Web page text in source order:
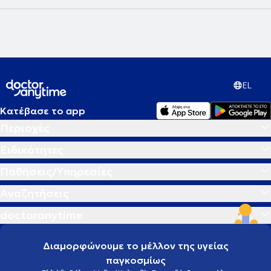
EL
Κατέβασε το app
Διαμορφώνουμε το μέλλον της υγείας
παγκοσμίως